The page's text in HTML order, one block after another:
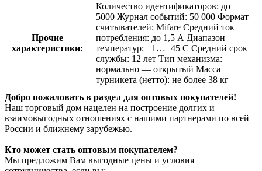
Прочие
характеристики:
Количество идентификаторов: до
5000 Журнал событий: 50 000 Формат
считывателей: Mifare Средний ток
потребления: до 1,5 А Диапазон
температур: +1…+45 C Средний срок
службы: 12 лет Тип механизма:
нормально — открытый Масса
турникета (нетто): не более 38 кг
Добро пожаловать в раздел для оптовых покупателей!
Наш торговый дом нацелен на построение долгих и
взаимовыгодных отношениях с нашими партнерами по всей
России и ближнему зарубежью.
Кто может стать оптовым покупателем?
Мы предложим Вам выгодные цены и условия